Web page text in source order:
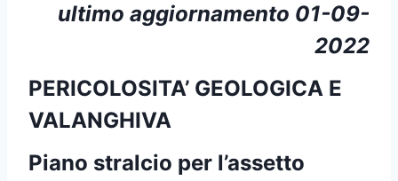
ultimo aggiornamento 01-09-
2022
PERICOLOSITA’ GEOLOGICA E
VALANGHIVA
Piano stralcio per l’assetto